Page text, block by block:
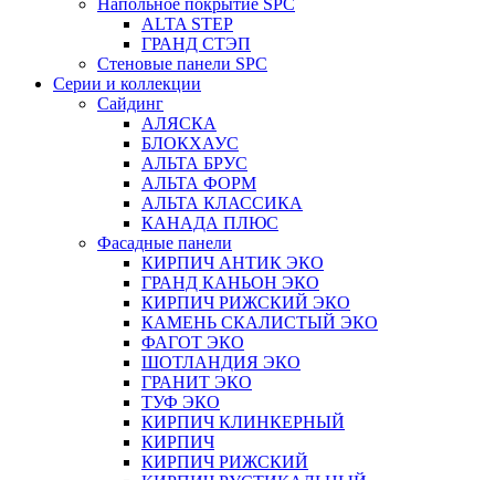
Напольное покрытие SPC
ALTA STEP
ГРАНД СТЭП
Стеновые панели SPC
Серии и коллекции
Сайдинг
АЛЯСКА
БЛОКХАУС
АЛЬТА БРУС
АЛЬТА ФОРМ
АЛЬТА КЛАССИКА
КАНАДА ПЛЮС
Фасадные панели
КИРПИЧ АНТИК ЭКО
ГРАНД КАНЬОН ЭКО
КИРПИЧ РИЖСКИЙ ЭКО
КАМЕНЬ СКАЛИСТЫЙ ЭКО
ФАГОТ ЭКО
ШОТЛАНДИЯ ЭКО
ГРАНИТ ЭКО
ТУФ ЭКО
КИРПИЧ КЛИНКЕРНЫЙ
КИРПИЧ
КИРПИЧ РИЖСКИЙ